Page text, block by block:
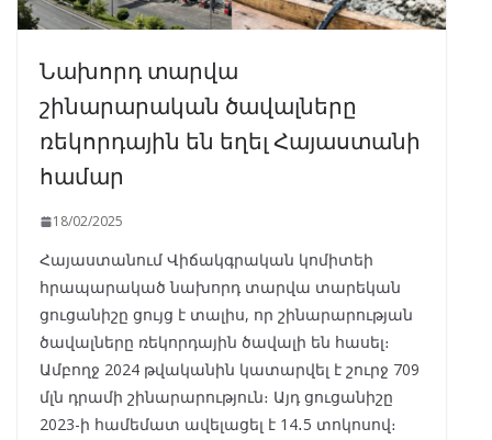
Նախորդ տարվա
շինարարական ծավալները
ռեկորդային են եղել Հայաստանի
համար
18/02/2025
Հայաստանում Վիճակգրական կոմիտեի
հրապարակած նախորդ տարվա տարեկան
ցուցանիշը ցույց է տալիս, որ շինարարության
ծավալները ռեկորդային ծավալի են հասել։
Ամբողջ 2024 թվականին կատարվել է շուրջ 709
մլն դրամի շինարարություն։ Այդ ցուցանիշը
2023-ի համեմատ ավելացել է 14․5 տոկոսով։